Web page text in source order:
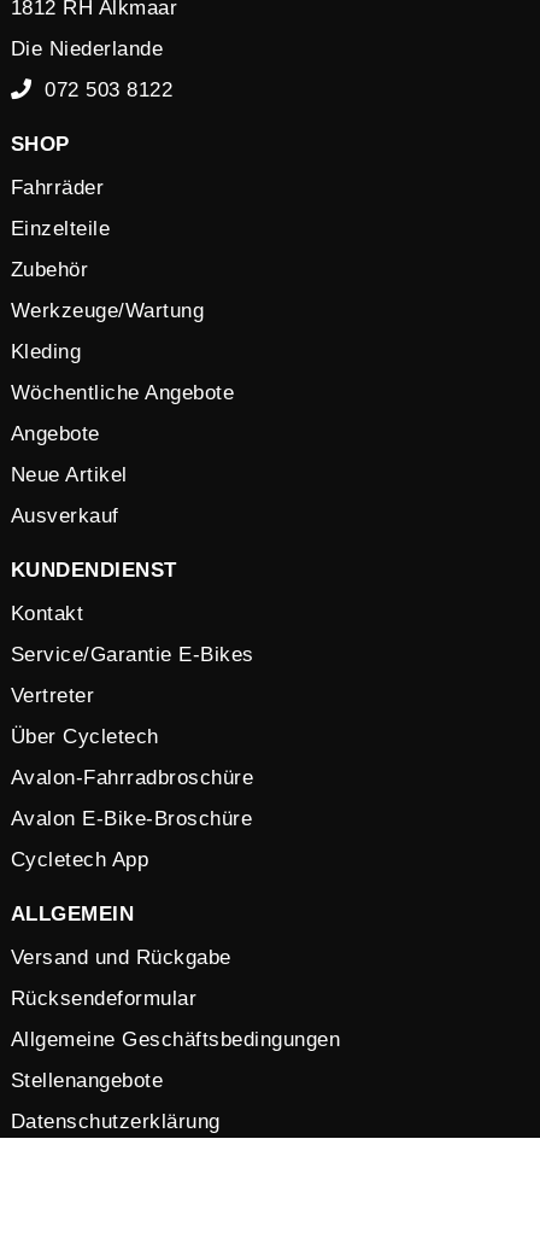
1812 RH Alkmaar
Die Niederlande
072 503 8122
SHOP
Fahrräder
Einzelteile
Zubehör
Werkzeuge/Wartung
Kleding
Wöchentliche Angebote
Angebote
Neue Artikel
Ausverkauf
KUNDENDIENST
Kontakt
Service/Garantie E-Bikes
Vertreter
Über Cycletech
Avalon-Fahrradbroschüre
Avalon E-Bike-Broschüre
Cycletech App
ALLGEMEIN
Versand und Rückgabe
Rücksendeformular
Allgemeine Geschäftsbedingungen
Stellenangebote
Datenschutzerklärung